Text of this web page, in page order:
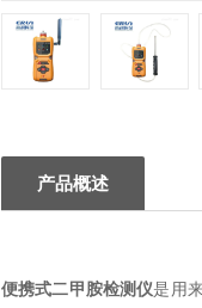
产品概述
便携式二甲胺检测仪是用